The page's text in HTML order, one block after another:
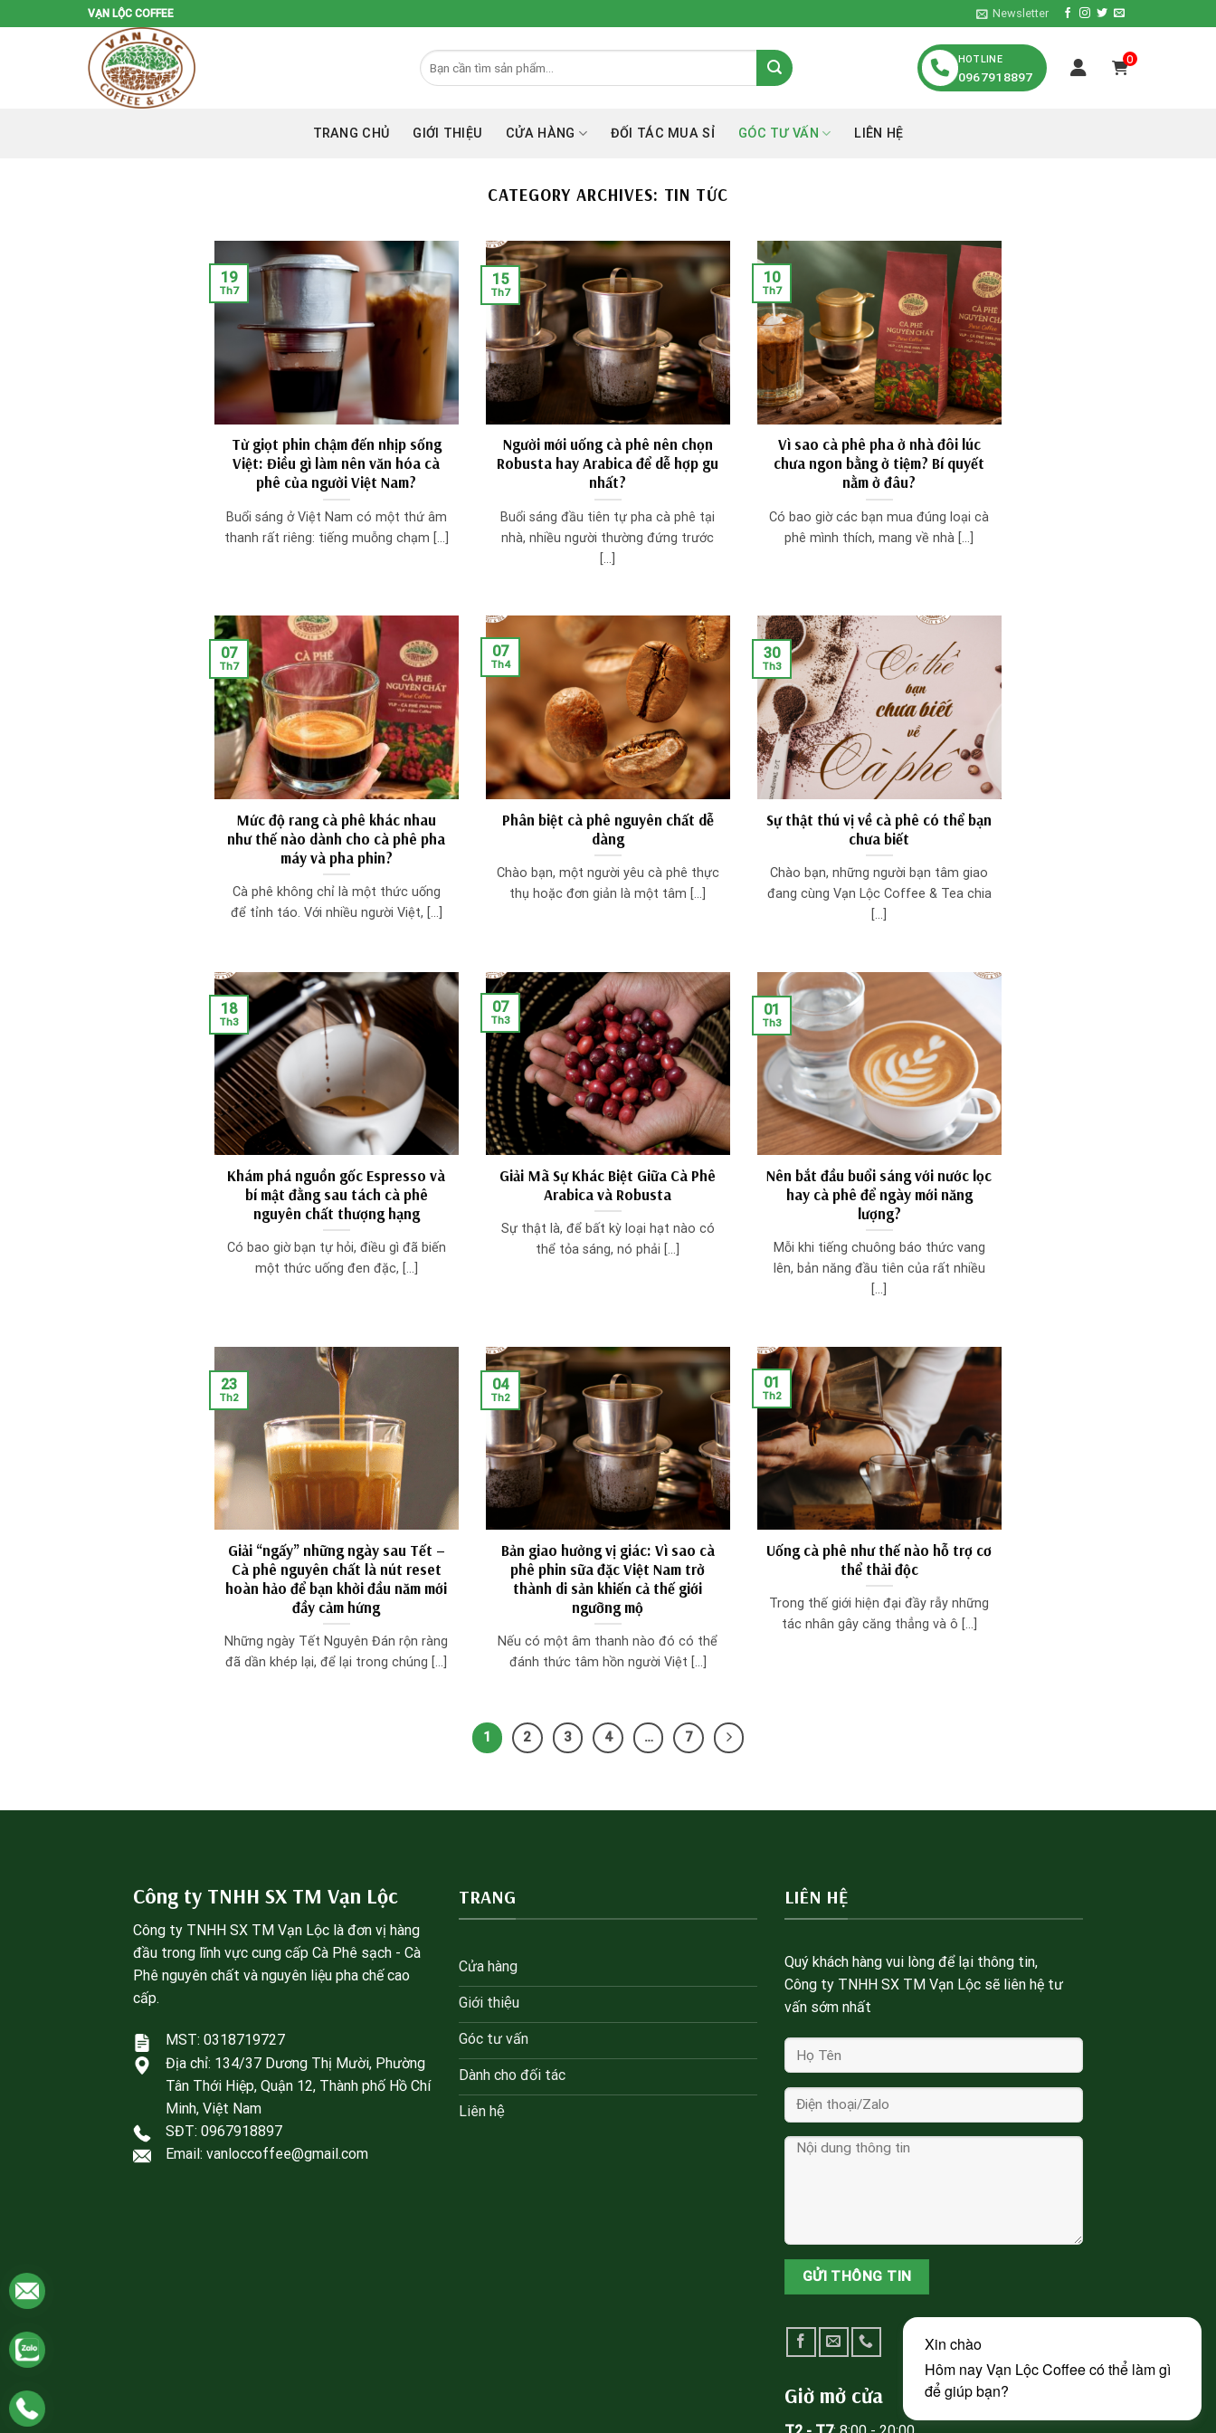
to
VẠN LỘC COFFEE Newsletter
HOTLINE
0967918897
0
TRANG CHỦ GIỚI THIỆU CỬA HÀNG ĐỐI TÁC MUA SỈ GÓC TƯ VẤN LIÊN HỆ
CATEGORY ARCHIVES: TIN TỨC
Từ giọt phin chậm đến nhịp sống
Việt: Điều gì làm nên văn hóa cà
phê của người Việt Nam?
Buổi sáng ở Việt Nam có một thứ âm
thanh rất riêng: tiếng muỗng chạm [...]
19
Th7
Người mới uống cà phê nên chọn
Robusta hay Arabica để dễ hợp gu
nhất?
Buổi sáng đầu tiên tự pha cà phê tại
nhà, nhiều người thường đứng trước
[...]
15
Th7
Vì sao cà phê pha ở nhà đôi lúc
chưa ngon bằng ở tiệm? Bí quyết
nằm ở đâu?
Có bao giờ các bạn mua đúng loại cà
phê mình thích, mang về nhà [...]
10
Th7
Mức độ rang cà phê khác nhau
như thế nào dành cho cà phê pha
máy và pha phin?
Cà phê không chỉ là một thức uống
để tỉnh táo. Với nhiều người Việt, [...]
07
Th7
Phân biệt cà phê nguyên chất dễ
dàng
Chào bạn, một người yêu cà phê thực
thụ hoặc đơn giản là một tâm [...]
07
Th4
Sự thật thú vị về cà phê có thể bạn
chưa biết
Chào bạn, những người bạn tâm giao
đang cùng Vạn Lộc Coffee & Tea chia
[...]
30
Th3
Khám phá nguồn gốc Espresso và
bí mật đằng sau tách cà phê
nguyên chất thượng hạng
Có bao giờ bạn tự hỏi, điều gì đã biến
một thức uống đen đặc, [...]
18
Th3
Giải Mã Sự Khác Biệt Giữa Cà Phê
Arabica và Robusta
Sự thật là, để bất kỳ loại hạt nào có
thể tỏa sáng, nó phải [...]
07
Th3
Nên bắt đầu buổi sáng với nước lọc
hay cà phê để ngày mới năng
lượng?
Mỗi khi tiếng chuông báo thức vang
lên, bản năng đầu tiên của rất nhiều
[...]
01
Th3
Giải “ngấy” những ngày sau Tết –
Cà phê nguyên chất là nút reset
hoàn hảo để bạn khởi đầu năm mới
đầy cảm hứng
Những ngày Tết Nguyên Đán rộn ràng
đã dần khép lại, để lại trong chúng [...]
23
Th2
Bản giao hưởng vị giác: Vì sao cà
phê phin sữa đặc Việt Nam trở
thành di sản khiến cả thế giới
ngưỡng mộ
Nếu có một âm thanh nào đó có thể
đánh thức tâm hồn người Việt [...]
04
Th2
Uống cà phê như thế nào hỗ trợ cơ
thể thải độc
Trong thế giới hiện đại đầy rẫy những
tác nhân gây căng thẳng và ô [...]
01
Th2
1 2 3 4 … 7
Công ty TNHH SX TM Vạn Lộc
Công ty TNHH SX TM Vạn Lộc là đơn vị hàng
đầu trong lĩnh vực cung cấp Cà Phê sạch - Cà
Phê nguyên chất và nguyên liệu pha chế cao
cấp.
MST: 0318719727
Địa chỉ: 134/37 Dương Thị Mười, Phường
Tân Thới Hiệp, Quận 12, Thành phố Hồ Chí
Minh, Việt Nam
SĐT: 0967918897
Email: vanloccoffee@gmail.com
TRANG
Cửa hàng
Giới thiệu
Góc tư vấn
Dành cho đối tác
Liên hệ
LIÊN HỆ
Quý khách hàng vui lòng để lại thông tin,
Công ty TNHH SX TM Vạn Lộc sẽ liên hệ tư
vấn sớm nhất
Giờ mở cửa